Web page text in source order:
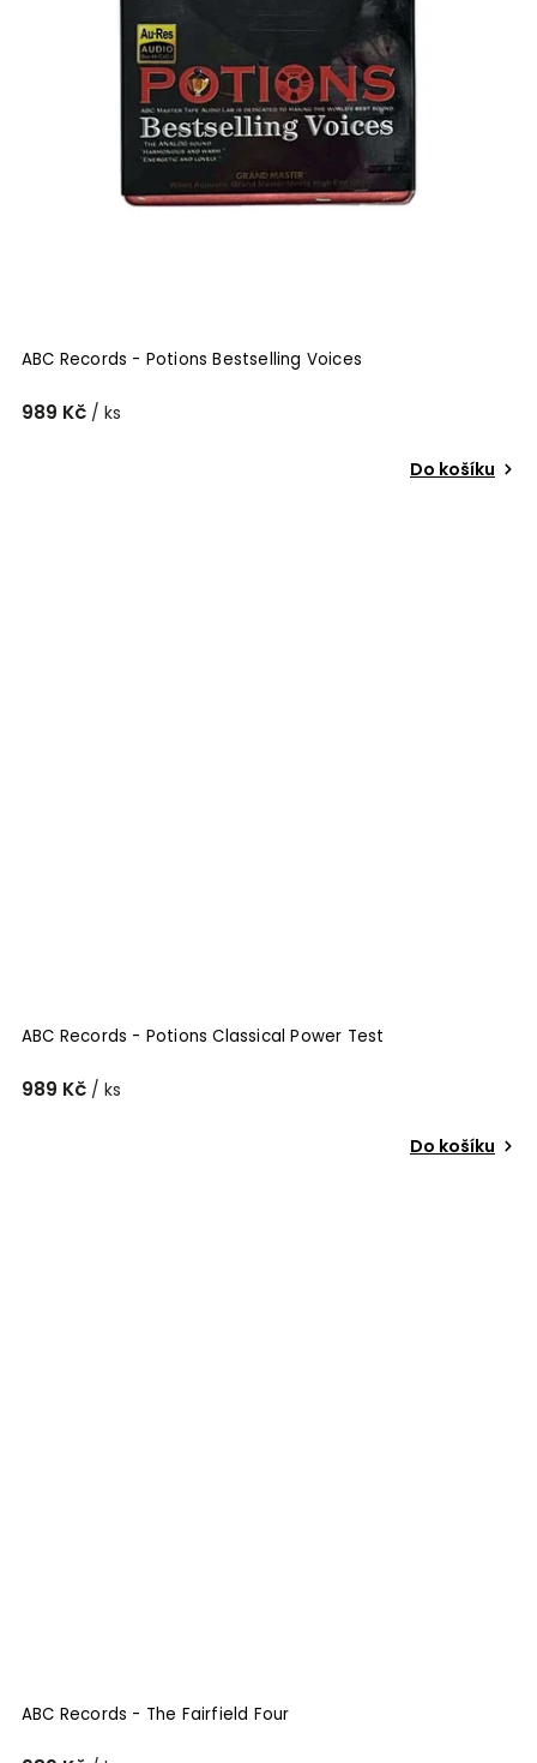
ABC Records - Potions Bestselling Voices
989 Kč / ks
Do košíku
ABC Records - Potions Classical Power Test
989 Kč / ks
Do košíku
ABC Records - The Fairfield Four